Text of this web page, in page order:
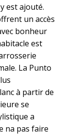
est ajouté.
un accès
bonheur
est
La Punto
à partir de
se
a
na pas faire